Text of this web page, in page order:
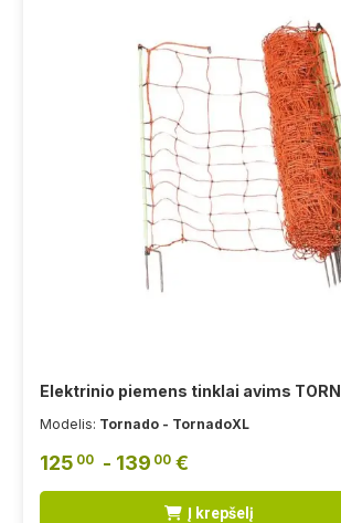
Elektrinio piemens tinklai avims
Modelis: Tornado - TornadoXL
125 00 - 139 00 €
Į krepšelį